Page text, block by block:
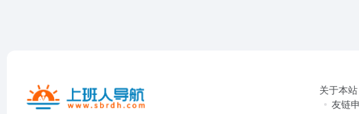
关于本站
友链